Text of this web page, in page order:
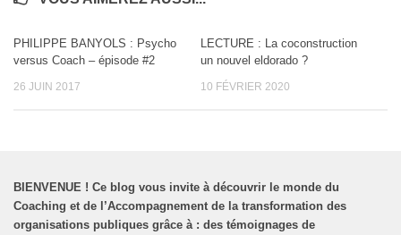
PHILIPPE BANYOLS : Psycho
versus Coach – épisode #2
26 JUIN 2017
LECTURE : La coconstruction
un nouvel eldorado ?
10 FÉVRIER 2020
BIENVENUE ! Ce blog vous invite à découvrir le monde du
Coaching et de l’Accompagnement de la transformation des
organisations publiques grâce à : des témoignages de